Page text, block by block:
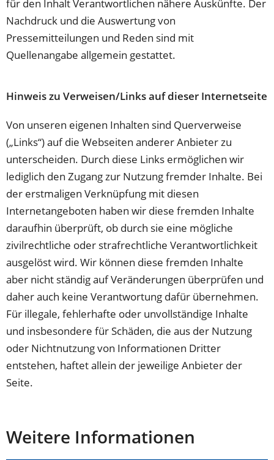
für den Inhalt Verantwortlichen nähere Auskünfte. Der
Nachdruck und die Auswertung von
Pressemitteilungen und Reden sind mit
Quellenangabe allgemein gestattet.
Hinweis zu Verweisen/Links auf dieser Internetseite
Von unseren eigenen Inhalten sind Querverweise
(„Links“) auf die Webseiten anderer Anbieter zu
unterscheiden. Durch diese Links ermöglichen wir
lediglich den Zugang zur Nutzung fremder Inhalte. Bei
der erstmaligen Verknüpfung mit diesen
Internetangeboten haben wir diese fremden Inhalte
daraufhin überprüft, ob durch sie eine mögliche
zivilrechtliche oder strafrechtliche Verantwortlichkeit
ausgelöst wird. Wir können diese fremden Inhalte
aber nicht ständig auf Veränderungen überprüfen und
daher auch keine Verantwortung dafür übernehmen.
Für illegale, fehlerhafte oder unvollständige Inhalte
und insbesondere für Schäden, die aus der Nutzung
oder Nichtnutzung von Informationen Dritter
entstehen, haftet allein der jeweilige Anbieter der
Seite.
Weitere Informationen